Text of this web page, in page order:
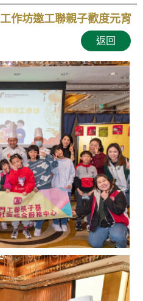
作坊邀工聯親子歡度元宵
返回